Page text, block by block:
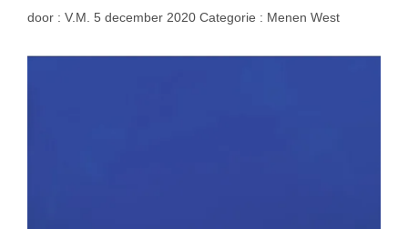
door : V.M. 5 december 2020 Categorie : Menen West